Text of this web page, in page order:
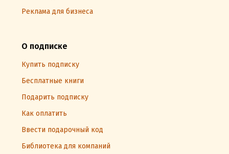
Реклама для бизнеса
О подписке
Купить подписку
Бесплатные книги
Подарить подписку
Как оплатить
Ввести подарочный код
Библиотека для компаний